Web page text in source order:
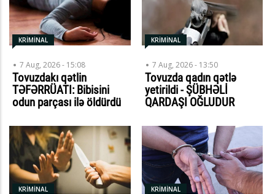
KRİMİNAL
7 Aug, 2026 - 15:08
Tovuzdakı qətlin
TƏFƏRRÜATI: Bibisini
odun parçası ilə öldürdü
KRİMİNAL
7 Aug, 2026 - 13:50
Tovuzda qadın qətlə
yetirildi - ŞÜBHƏLİ
QARDAŞI OĞLUDUR
KRİMİNAL KRİMİNAL